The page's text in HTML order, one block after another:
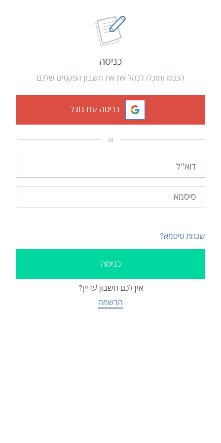
כניסה
הכנסו ותוכלו לנהל את את חשבון הפקסים שלכם
כניסה עם גוגל
או
שכחת סיסמא?
אין לכם חשבון עדיין?
הרשמה